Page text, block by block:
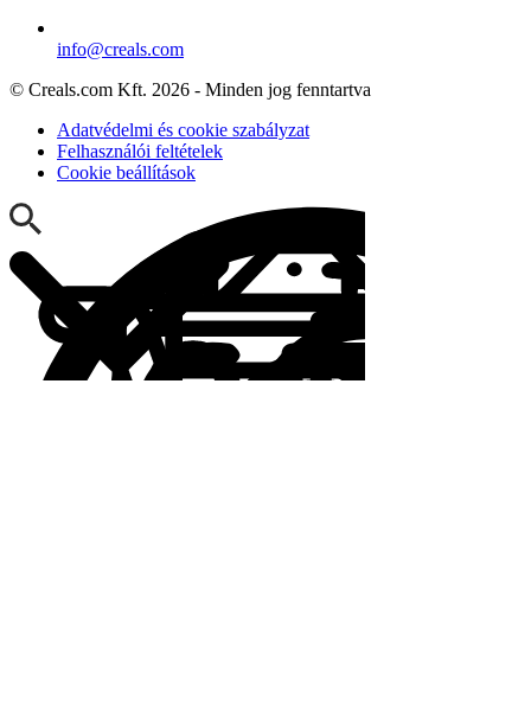
info@creals.com
© Creals.com Kft. 2026 - Minden jog fenntartva
Adatvédelmi és cookie szabályzat
Felhasználói feltételek
Cookie beállítások